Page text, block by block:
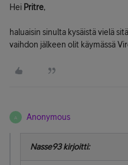
Hei Pritre,
haluaisin sinulta kysäistä vielä
vaihdon jälkeen olit käymässä
A Anonymous
Nasse93 kirjoitti: